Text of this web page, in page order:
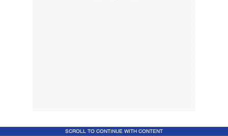
SCROLL TO CONTINUE WITH CONTENT